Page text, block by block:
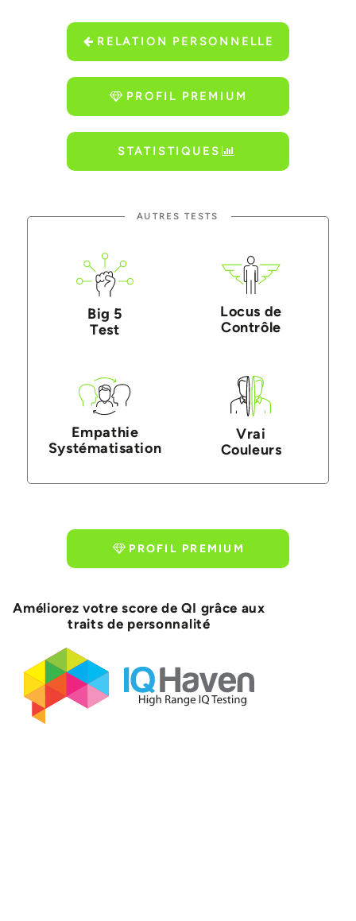
RELATION PERSONNELLE
PROFIL PREMIUM
STATISTIQUES
AUTRES TESTS
Big 5
Test
Locus de
Contrôle
Empathie
Systématisation
Vrai
Couleurs
PROFIL PREMIUM
Améliorez votre score de QI grâce aux
traits de personnalité